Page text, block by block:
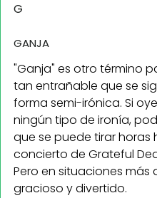
G
GANJA
"Ganja" es otro término
tan entrañable que se
forma semi-irónica. Si
ningún tipo de ironía,
que se puede tirar horas
concierto de Grateful
Pero en situaciones más
gracioso y divertido.